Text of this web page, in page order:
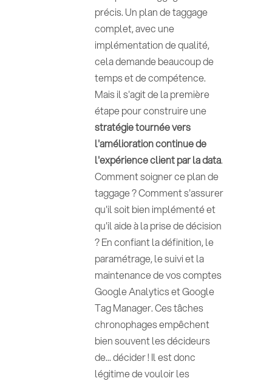
précis. Un plan de taggage
complet, avec une
implémentation de qualité,
cela demande beaucoup de
temps et de compétence.
Mais il s'agit de la première
étape pour construire une
stratégie tournée vers
l'amélioration continue de
l'expérience client par la data.
Comment soigner ce plan de
taggage ? Comment s'assurer
qu'il soit bien implémenté et
qu'il aide à la prise de décision
? En confiant la définition, le
paramétrage, le suivi et la
maintenance de vos comptes
Google Analytics et Google
Tag Manager. Ces tâches
chronophages empêchent
bien souvent les décideurs
de... décider ! Il est donc
légitime de vouloir les